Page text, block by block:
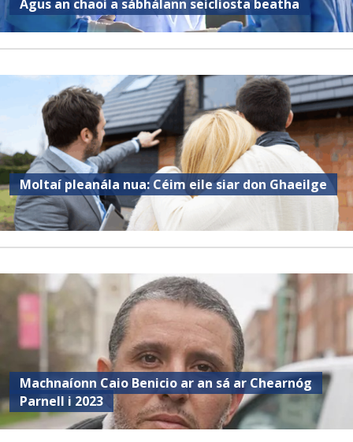
Agus an chaoi a sábhálann seicliosta beatha
Moltaí pleanála nua: Céim eile siar don Ghaeilge
Machnaíonn Caio Benicio ar an sá ar Chearnóg
Parnell i 2023